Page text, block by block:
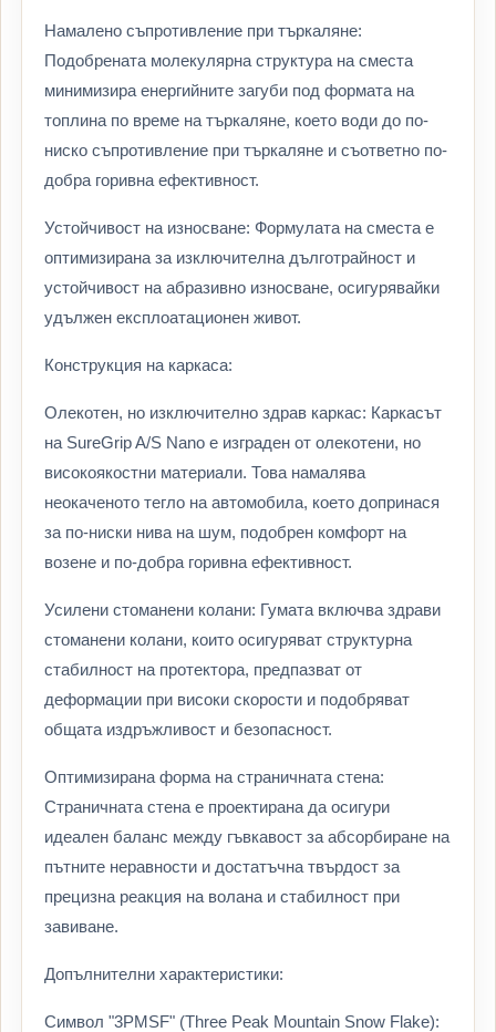
Намалено съпротивление при търкаляне:
Подобрената молекулярна структура на сместа
минимизира енергийните загуби под формата на
топлина по време на търкаляне, което води до по-
ниско съпротивление при търкаляне и съответно по-
добра горивна ефективност.
Устойчивост на износване: Формулата на сместа е
оптимизирана за изключителна дълготрайност и
устойчивост на абразивно износване, осигурявайки
удължен експлоатационен живот.
Конструкция на каркаса:
Олекотен, но изключително здрав каркас: Каркасът
на SureGrip A/S Nano е изграден от олекотени, но
високоякостни материали. Това намалява
неокаченото тегло на автомобила, което допринася
за по-ниски нива на шум, подобрен комфорт на
возене и по-добра горивна ефективност.
Усилени стоманени колани: Гумата включва здрави
стоманени колани, които осигуряват структурна
стабилност на протектора, предпазват от
деформации при високи скорости и подобряват
общата издръжливост и безопасност.
Оптимизирана форма на страничната стена:
Страничната стена е проектирана да осигури
идеален баланс между гъвкавост за абсорбиране на
пътните неравности и достатъчна твърдост за
прецизна реакция на волана и стабилност при
завиване.
Допълнителни характеристики:
Символ "3PMSF" (Three Peak Mountain Snow Flake):